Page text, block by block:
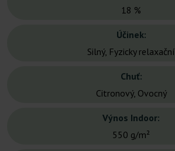
18 %
Účinek:
Silný, Fyzicky relaxační
Chuť:
Citronový, Ovocný
Výnos Indoor:
550 g/m²